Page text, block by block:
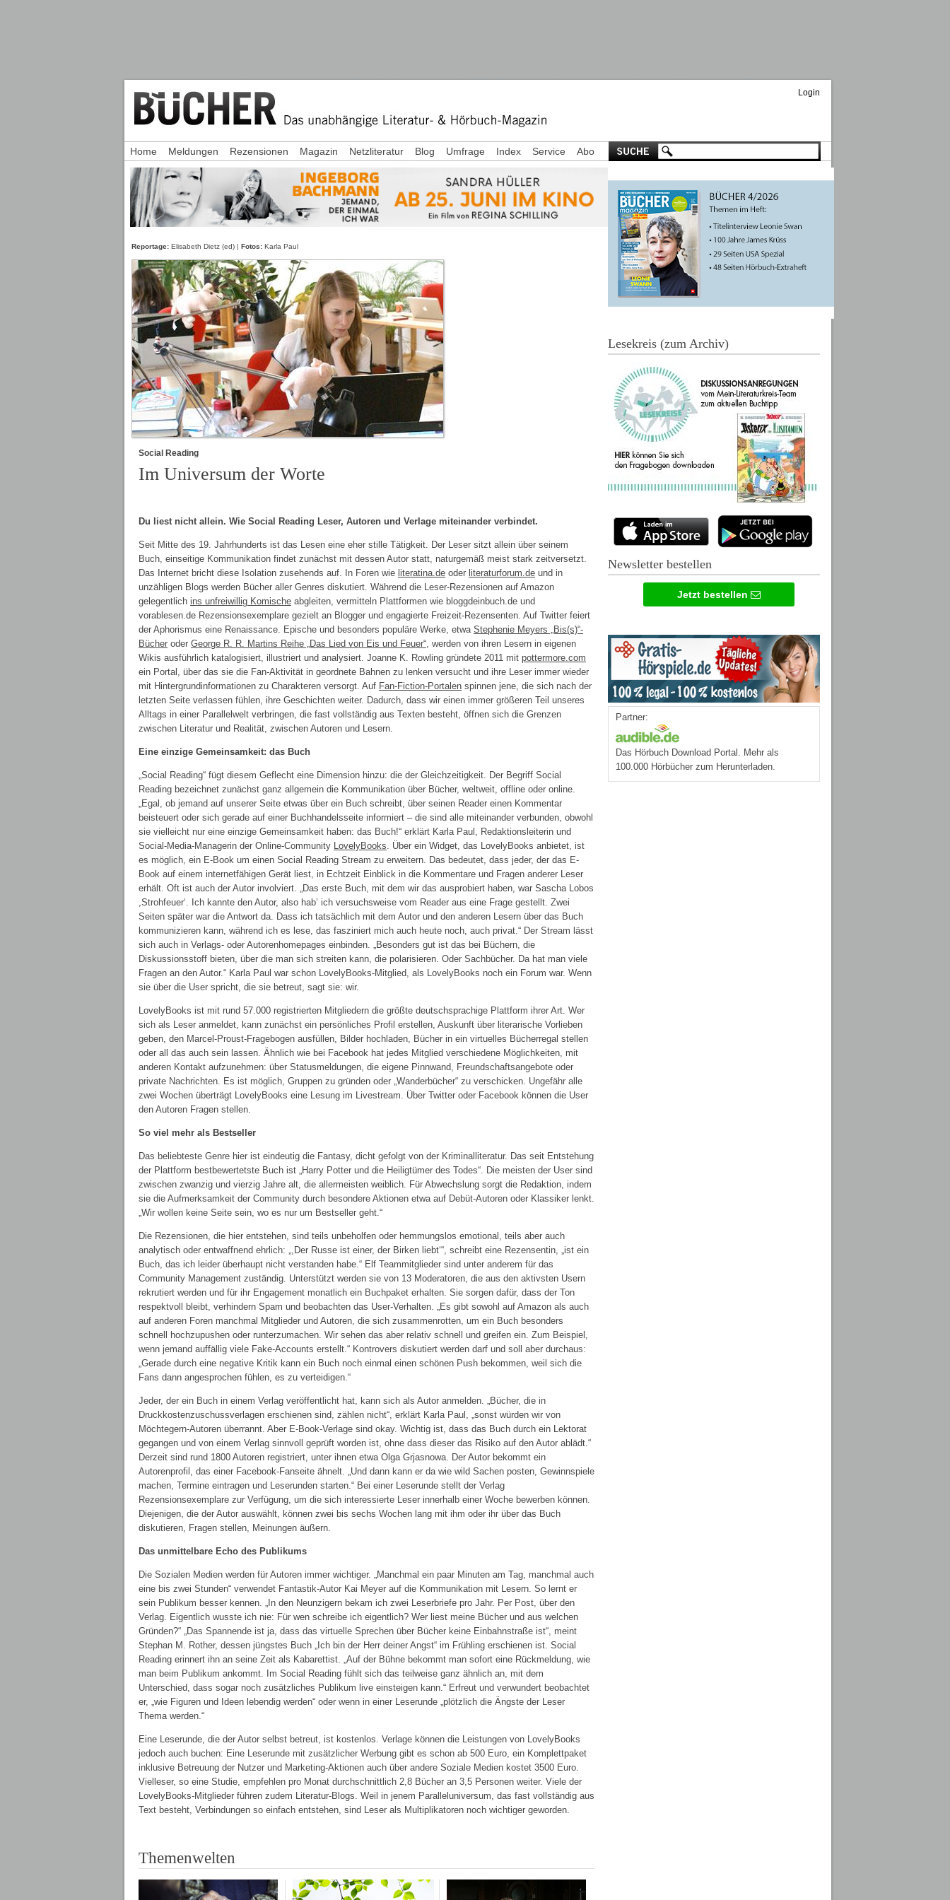
Login
Reportage: Elisabeth Dietz (ed) | Fotos: Karla Paul
Social Reading
Im Universum der Worte
Du liest nicht allein. Wie Social Reading Leser, Autoren und Verlage miteinander verbindet.
Seit Mitte des 19. Jahrhunderts ist das Lesen eine eher stille Tätigkeit. Der Leser sitzt allein über seinem
Buch, einseitige Kommunikation findet zunächst mit dessen Autor statt, naturgemäß meist stark zeitversetzt.
Das Internet bricht diese Isolation zusehends auf. In Foren wie literatina.de oder literaturforum.de und in
unzähligen Blogs werden Bücher aller Genres diskutiert. Während die Leser-Rezensionen auf Amazon
gelegentlich ins unfreiwillig Komische abgleiten, vermitteln Plattformen wie bloggdeinbuch.de und
vorablesen.de Rezensionsexemplare gezielt an Blogger und engagierte Freizeit-Rezensenten. Auf Twitter feiert
der Aphorismus eine Renaissance. Epische und besonders populäre Werke, etwa Stephenie Meyers „Bis(s)“-
Bücher oder George R. R. Martins Reihe „Das Lied von Eis und Feuer“, werden von ihren Lesern in eigenen
Wikis ausführlich katalogisiert, illustriert und analysiert. Joanne K. Rowling gründete 2011 mit pottermore.com
ein Portal, über das sie die Fan-Aktivität in geordnete Bahnen zu lenken versucht und ihre Leser immer wieder
mit Hintergrundinformationen zu Charakteren versorgt. Auf Fan-Fiction-Portalen spinnen jene, die sich nach der
letzten Seite verlassen fühlen, ihre Geschichten weiter. Dadurch, dass wir einen immer größeren Teil unseres
Alltags in einer Parallelwelt verbringen, die fast vollständig aus Texten besteht, öffnen sich die Grenzen
zwischen Literatur und Realität, zwischen Autoren und Lesern.
Eine einzige Gemeinsamkeit: das Buch
„Social Reading“ fügt diesem Geflecht eine Dimension hinzu: die der Gleichzeitigkeit. Der Begriff Social
Reading bezeichnet zunächst ganz allgemein die Kommunikation über Bücher, weltweit, offline oder online.
„Egal, ob jemand auf unserer Seite etwas über ein Buch schreibt, über seinen Reader einen Kommentar
beisteuert oder sich gerade auf einer Buchhandelsseite informiert – die sind alle miteinander verbunden, obwohl
sie vielleicht nur eine einzige Gemeinsamkeit haben: das Buch!“ erklärt Karla Paul, Redaktionsleiterin und
Social-Media-Managerin der Online-Community LovelyBooks. Über ein Widget, das LovelyBooks anbietet, ist
es möglich, ein E-Book um einen Social Reading Stream zu erweitern. Das bedeutet, dass jeder, der das E-
Book auf einem internetfähigen Gerät liest, in Echtzeit Einblick in die Kommentare und Fragen anderer Leser
erhält. Oft ist auch der Autor involviert. „Das erste Buch, mit dem wir das ausprobiert haben, war Sascha Lobos
,Strohfeuer‘. Ich kannte den Autor, also hab’ ich versuchsweise vom Reader aus eine Frage gestellt. Zwei
Seiten später war die Antwort da. Dass ich tatsächlich mit dem Autor und den anderen Lesern über das Buch
kommunizieren kann, während ich es lese, das fasziniert mich auch heute noch, auch privat.“ Der Stream lässt
sich auch in Verlags- oder Autorenhomepages einbinden. „Besonders gut ist das bei Büchern, die
Diskussionsstoff bieten, über die man sich streiten kann, die polarisieren. Oder Sachbücher. Da hat man viele
Fragen an den Autor.“ Karla Paul war schon LovelyBooks-Mitglied, als LovelyBooks noch ein Forum war. Wenn
sie über die User spricht, die sie betreut, sagt sie: wir.
LovelyBooks ist mit rund 57.000 registrierten Mitgliedern die größte deutschsprachige Plattform ihrer Art. Wer
sich als Leser anmeldet, kann zunächst ein persönliches Profil erstellen, Auskunft über literarische Vorlieben
geben, den Marcel-Proust-Fragebogen ausfüllen, Bilder hochladen, Bücher in ein virtuelles Bücherregal stellen
oder all das auch sein lassen. Ähnlich wie bei Facebook hat jedes Mitglied verschiedene Möglichkeiten, mit
anderen Kontakt aufzunehmen: über Statusmeldungen, die eigene Pinnwand, Freundschaftsangebote oder
private Nachrichten. Es ist möglich, Gruppen zu gründen oder „Wanderbücher“ zu verschicken. Ungefähr alle
zwei Wochen überträgt LovelyBooks eine Lesung im Livestream. Über Twitter oder Facebook können die User
den Autoren Fragen stellen.
So viel mehr als Bestseller
Das beliebteste Genre hier ist eindeutig die Fantasy, dicht gefolgt von der Kriminalliteratur. Das seit Entstehung
der Plattform bestbewertetste Buch ist „Harry Potter und die Heiligtümer des Todes“. Die meisten der User sind
zwischen zwanzig und vierzig Jahre alt, die allermeisten weiblich. Für Abwechslung sorgt die Redaktion, indem
sie die Aufmerksamkeit der Community durch besondere Aktionen etwa auf Debüt-Autoren oder Klassiker lenkt.
„Wir wollen keine Seite sein, wo es nur um Bestseller geht.“
Die Rezensionen, die hier entstehen, sind teils unbeholfen oder hemmungslos emotional, teils aber auch
analytisch oder entwaffnend ehrlich: „,Der Russe ist einer, der Birken liebt‘“, schreibt eine Rezensentin, „ist ein
Buch, das ich leider überhaupt nicht verstanden habe.“ Elf Teammitglieder sind unter anderem für das
Community Management zuständig. Unterstützt werden sie von 13 Moderatoren, die aus den aktivsten Usern
rekrutiert werden und für ihr Engagement monatlich ein Buchpaket erhalten. Sie sorgen dafür, dass der Ton
respektvoll bleibt, verhindern Spam und beobachten das User-Verhalten. „Es gibt sowohl auf Amazon als auch
auf anderen Foren manchmal Mitglieder und Autoren, die sich zusammenrotten, um ein Buch besonders
schnell hochzupushen oder runterzumachen. Wir sehen das aber relativ schnell und greifen ein. Zum Beispiel,
wenn jemand auffällig viele Fake-Accounts erstellt.“ Kontrovers diskutiert werden darf und soll aber durchaus:
„Gerade durch eine negative Kritik kann ein Buch noch einmal einen schönen Push bekommen, weil sich die
Fans dann angesprochen fühlen, es zu verteidigen.“
Jeder, der ein Buch in einem Verlag veröffentlicht hat, kann sich als Autor anmelden. „Bücher, die in
Druckkostenzuschussverlagen erschienen sind, zählen nicht“, erklärt Karla Paul, „sonst würden wir von
Möchtegern-Autoren überrannt. Aber E-Book-Verlage sind okay. Wichtig ist, dass das Buch durch ein Lektorat
gegangen und von einem Verlag sinnvoll geprüft worden ist, ohne dass dieser das Risiko auf den Autor ablädt.“
Derzeit sind rund 1800 Autoren registriert, unter ihnen etwa Olga Grjasnowa. Der Autor bekommt ein
Autorenprofil, das einer Facebook-Fanseite ähnelt. „Und dann kann er da wie wild Sachen posten, Gewinnspiele
machen, Termine eintragen und Leserunden starten.“ Bei einer Leserunde stellt der Verlag
Rezensionsexemplare zur Verfügung, um die sich interessierte Leser innerhalb einer Woche bewerben können.
Diejenigen, die der Autor auswählt, können zwei bis sechs Wochen lang mit ihm oder ihr über das Buch
diskutieren, Fragen stellen, Meinungen äußern.
Das unmittelbare Echo des Publikums
Die Sozialen Medien werden für Autoren immer wichtiger. „Manchmal ein paar Minuten am Tag, manchmal auch
eine bis zwei Stunden“ verwendet Fantastik-Autor Kai Meyer auf die Kommunikation mit Lesern. So lernt er
sein Publikum besser kennen. „In den Neunzigern bekam ich zwei Leserbriefe pro Jahr. Per Post, über den
Verlag. Eigentlich wusste ich nie: Für wen schreibe ich eigentlich? Wer liest meine Bücher und aus welchen
Gründen?“ „Das Spannende ist ja, dass das virtuelle Sprechen über Bücher keine Einbahnstraße ist“, meint
Stephan M. Rother, dessen jüngstes Buch „Ich bin der Herr deiner Angst“ im Frühling erschienen ist. Social
Reading erinnert ihn an seine Zeit als Kabarettist. „Auf der Bühne bekommt man sofort eine Rückmeldung, wie
man beim Publikum ankommt. Im Social Reading fühlt sich das teilweise ganz ähnlich an, mit dem
Unterschied, dass sogar noch zusätzliches Publikum live einsteigen kann.“ Erfreut und verwundert beobachtet
er, „wie Figuren und Ideen lebendig werden“ oder wenn in einer Leserunde „plötzlich die Ängste der Leser
Thema werden.“
Eine Leserunde, die der Autor selbst betreut, ist kostenlos. Verlage können die Leistungen von LovelyBooks
jedoch auch buchen: Eine Leserunde mit zusätzlicher Werbung gibt es schon ab 500 Euro, ein Komplettpaket
inklusive Betreuung der Nutzer und Marketing-Aktionen auch über andere Soziale Medien kostet 3500 Euro.
Vielleser, so eine Studie, empfehlen pro Monat durchschnittlich 2,8 Bücher an 3,5 Personen weiter. Viele der
LovelyBooks-Mitglieder führen zudem Literatur-Blogs. Weil in jenem Paralleluniversum, das fast vollständig aus
Text besteht, Verbindungen so einfach entstehen, sind Leser als Multiplikatoren noch wichtiger geworden.
Themenwelten
Home Meldungen Rezensionen Magazin Netzliteratur Blog Umfrage Index Service Abo
Lesekreis (zum Archiv)
Newsletter bestellen
Jetzt bestellen
Partner:
Das Hörbuch Download Portal. Mehr als
100.000 Hörbücher zum Herunterladen.